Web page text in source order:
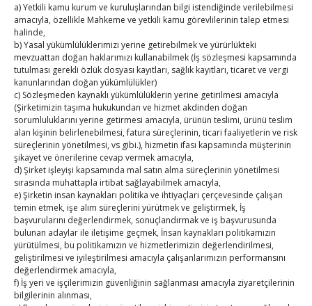
a) Yetkili kamu kurum ve kuruluşlarından bilgi istendiğinde verilebilmesi
amacıyla, özellikle Mahkeme ve yetkili kamu görevlilerinin talep etmesi
halinde,
b) Yasal yükümlülüklerimizi yerine getirebilmek ve yürürlükteki
mevzuattan doğan haklarımızı kullanabilmek (İş sözleşmesi kapsamında
tutulması gerekli özlük dosyası kayıtları, sağlık kayıtları, ticaret ve vergi
kanunlarından doğan yükümlülükler)
c) Sözleşmeden kaynaklı yükümlülüklerin yerine getirilmesi amacıyla
(Şirketimizin taşıma hukukundan ve hizmet akdinden doğan
sorumluluklarını yerine getirmesi amacıyla, ürünün teslimi, ürünü teslim
alan kişinin belirlenebilmesi, fatura süreçlerinin, ticari faaliyetlerin ve risk
süreçlerinin yönetilmesi, vs gibi.), hizmetin ifası kapsamında müşterinin
şikayet ve önerilerine cevap vermek amacıyla,
d) Şirket işleyişi kapsamında mal satın alma süreçlerinin yönetilmesi
sırasında muhattapla irtibat sağlayabilmek amacıyla,
e) Şirketin insan kaynakları politika ve ihtiyaçları çerçevesinde çalışan
temin etmek, işe alım süreçlerini yürütmek ve geliştirmek, İş
başvurularını değerlendirmek, sonuçlandırmak ve iş başvurusunda
bulunan adaylar ile iletişime geçmek, İnsan kaynakları politikamızın
yürütülmesi, bu politikamızın ve hizmetlerimizin değerlendirilmesi,
geliştirilmesi ve iyileştirilmesi amacıyla çalışanlarımızın performansını
değerlendirmek amacıyla,
f) İş yeri ve işçilerimizin güvenliğinin sağlanması amacıyla ziyaretçilerinin
bilgilerinin alınması,
31
« Tem
E-BÜLTEN
Kasaba Ekonomi Dergisi
TOBB HABER
TUTSO İktisadi Durum Raporu
Hisarcıklıoğlu ICCD Genel Sekreteri Khalawi ile görüştü
Kahramanmaraş Ticaret ve Sanayi Odası’nın yeni
binası hizmete açıldı
Diren ailesine taziye ziyareti